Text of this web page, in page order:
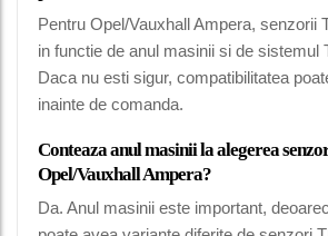
Pentru Opel/Vauxhall Ampera, senzorii
in functie de anul masinii si de sistemul
Daca nu esti sigur, compatibilitatea
inainte de comanda.
Conteaza anul masinii la alegerea
Opel/Vauxhall Ampera?
Da. Anul masinii este important,